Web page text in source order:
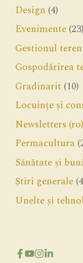
Design (4)
Evenimente (23)
Gestionul
Gospodărirea
Gradinarit (10)
Locuințe și
Newsletters (ro)
Permacultura
Sănătate și
Știri generale
Unelte și